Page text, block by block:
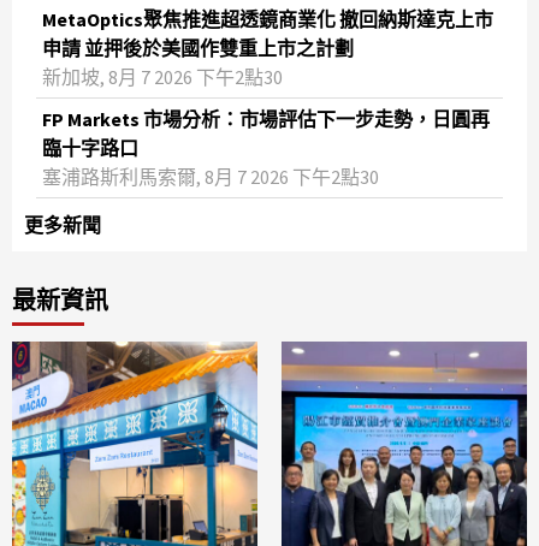
MetaOptics聚焦推進超透鏡商業化 撤回納斯達克上市
申請 並押後於美國作雙重上市之計劃
新加坡, 8月 7 2026 下午2點30
FP Markets 市場分析：市場評估下一步走勢，日圓再
臨十字路口
塞浦路斯利馬索爾, 8月 7 2026 下午2點30
更多新聞
最新資訊